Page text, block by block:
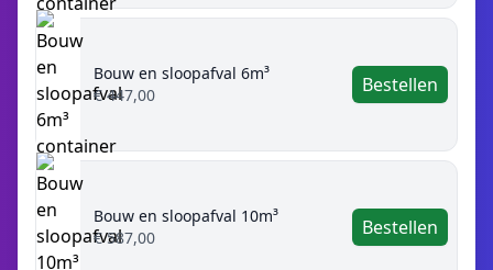
Bouw en sloopafval 6m³
€ 447,00
Bestellen
Bouw en sloopafval 10m³
€ 587,00
Bestellen